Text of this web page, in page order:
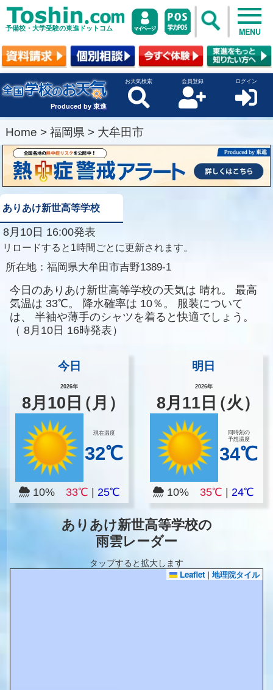
予備校・大学受験の東進ドットコム MENU
Produced by 東進
お天気検索 会員登録 ログイン
Home > 福岡県 > 大牟田市
ありあけ新世高等学校
8月10日 16:00発表
リロードすると1時間ごとに更新されます。
所在地： 福岡県大牟田市吉野1389-1
今日のありあけ新世高等学校の天気は 晴れ。
最高
気温は 33℃。 降水確率は 10％。
服装について
は、
半袖や薄手のシャツを着ると快適でしょう。
（ 8月10日 16時発表）
今日
2026年
8月 10 日（月）
現在温度
32℃
10% 33℃ 25℃
明日
2026年
8月 11日（火）
同時刻の
予想温度
34℃
10% 35℃ |24℃
ありあけ新世高等学校の
雨雲レーダー
タップすると拡大します
Leaflet | 地理院タイル